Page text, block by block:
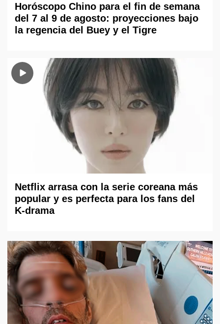
Horóscopo Chino para el fin de semana
del 7 al 9 de agosto: proyecciones bajo
la regencia del Buey y el Tigre
Netflix arrasa con la serie coreana más
popular y es perfecta para los fans del
K-drama